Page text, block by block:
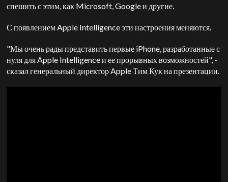
спешить с этим, как Microsoft, Google и другие.
С появлением Apple Intelligence эти настроения меняются.
"Мы очень рады представить первые iPhone, разработанные с
нуля для Apple Intelligence и ее прорывных возможностей", -
сказал генеральный директор Apple Тим Кук на презентации.